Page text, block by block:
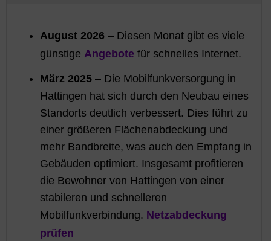
August 2026 – Diesen Monat gibt es viele
günstige Angebote für schnelles Internet.
März 2025 – Die Mobilfunkversorgung in
Hattingen hat sich durch den Neubau eines
Standorts deutlich verbessert. Dies führt zu
einer größeren Flächenabdeckung und
mehr Bandbreite, was auch den Empfang in
Gebäuden optimiert. Insgesamt profitieren
die Bewohner von Hattingen von einer
stabileren und schnelleren
Mobilfunkverbindung. Netzabdeckung
prüfen